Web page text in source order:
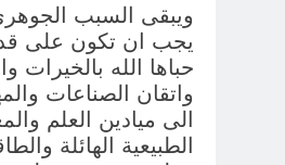
ويبقى السبب الجوهري
يجب ان تكون على قدر
حباها الله
واتقان الصناعات
الى ميادين العلم
الطبيعية الهائلة